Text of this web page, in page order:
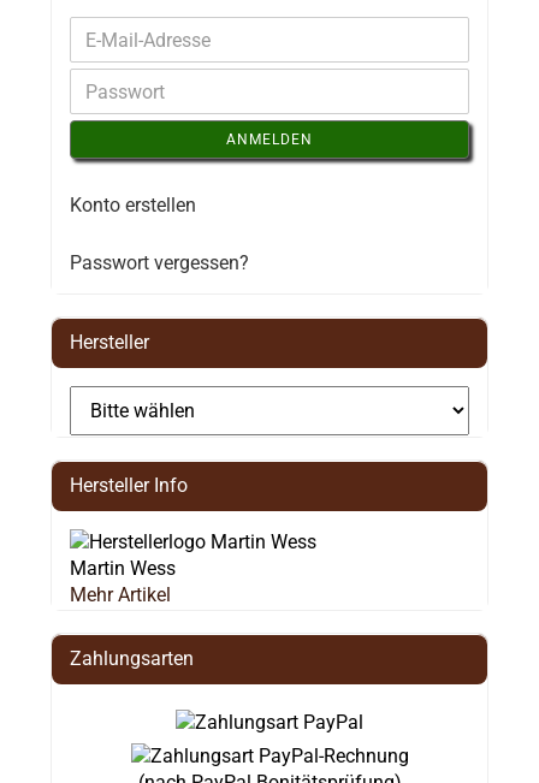
ANMELDEN
Konto erstellen
Passwort vergessen?
Hersteller
Hersteller Info
Martin Wess
Mehr Artikel
Zahlungsarten